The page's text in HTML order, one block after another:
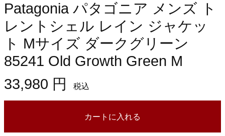
Patagonia パタゴニア メンズ ト
レントシェル レイン ジャケッ
ト Mサイズ ダークグリーン
85241 Old Growth Green M
33,980 円
税込
カートに入れる